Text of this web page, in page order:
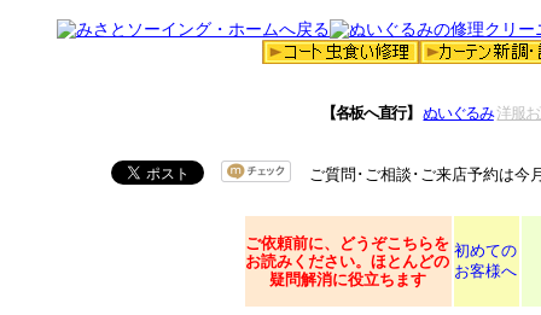
【各板へ直行】 ぬいぐるみ 洋服
ご質問･ご相談･ご来店予約は今
ご依頼前に、どうぞこちらを
お読みください。ほとんどの
疑問解消に役立ちます
初めての
お客様へ